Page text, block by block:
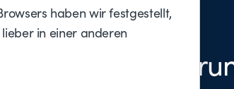
haben wir festgestellt,
in einer anderen